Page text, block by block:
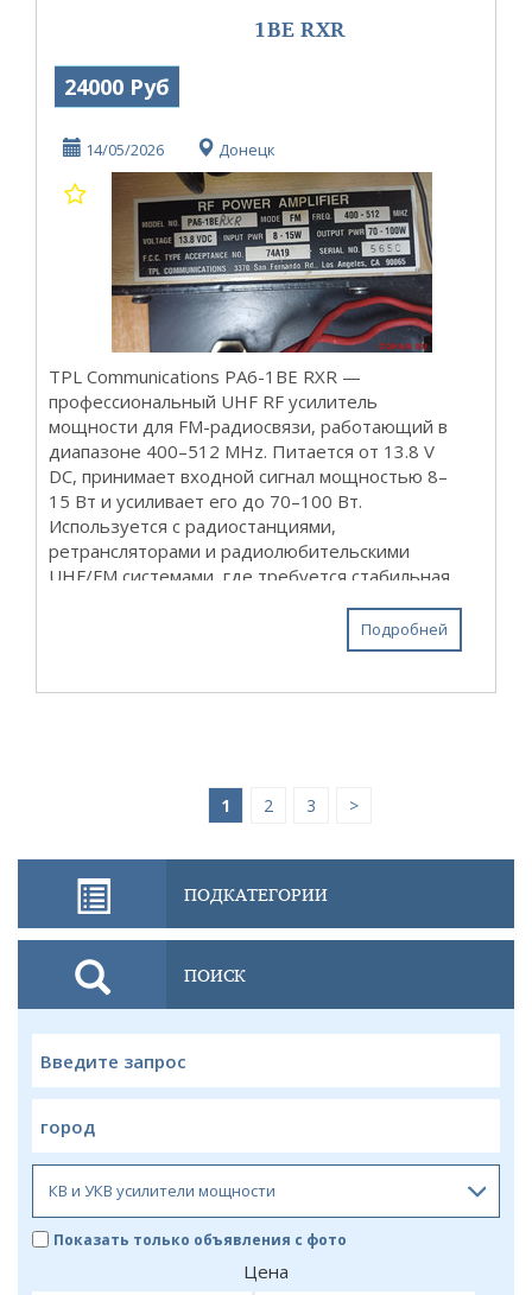
1BE RXR
24000 Руб
14/05/2026 Донецк
TPL Communications PA6-1BE RXR —
профессиональный UHF RF усилитель
мощности для FM-радиосвязи, работающий в
диапазоне 400–512 MHz. Питается от 13.8 V
DC, принимает входной сигнал мощностью 8–
15 Вт и усиливает его до 70–100 Вт.
Используется с радиостанциями,
ретрансляторами и радиолюбительскими
UHF/FM системами, где требуется стабильная
сигнала. Производство США. Состояние на
Подробней
1 2 3 >
ПОДКАТЕГОРИИ
ПОИСК
Показать только объявления с фото
Цена